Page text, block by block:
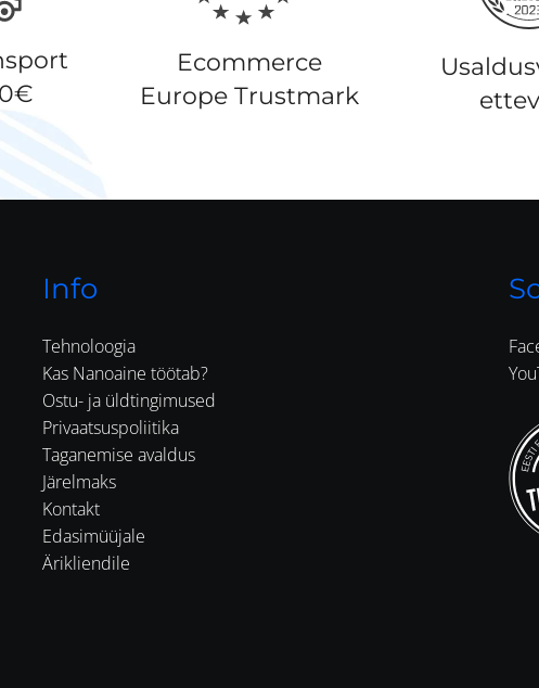
Ecommerce
Europe Trustmark
Info
Tehnoloogia
Kas Nanoaine töötab?
Ostu- ja üldtingimused
Privaatsuspoliitika
Taganemise avaldus
Järelmaks
Kontakt
Edasimüüjale
Ärikliendile